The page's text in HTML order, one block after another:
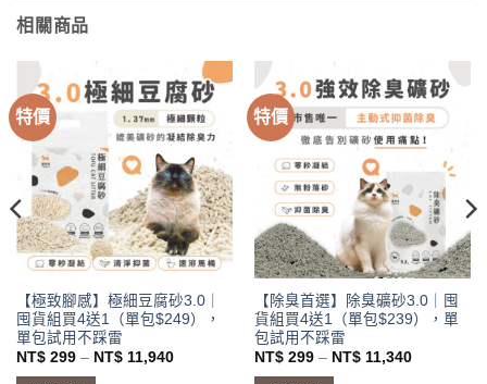
相關商品
特價
【極致腳感】極細豆腐砂3.0｜
囤貨組買4送1（單包$249），
單包試用不踩雷
NT$299 – NT$11,940價
特價
【除臭首選】除臭礦砂3.0｜囤
貨組買4送1（單包$239），單
包試用不踩雷
NT$299 – NT$11,340價